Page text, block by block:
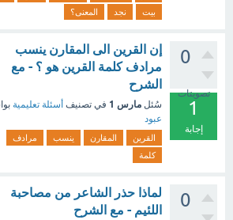
بيت
نجد المعنى؟
0
تصويتات
1
إجابة
إن القرين الى المقارن ينسب
مرادف كلمة القرين هو ؟ - مع
الشرح
سُئل مارس 1 في تصنيف أسئلة تعليمية
عبود
القرين المقارن ينسب
مرادف
كلمة
0
لماذا حذر الشاعر من مصاحبة
اللئيم - مع الشرح